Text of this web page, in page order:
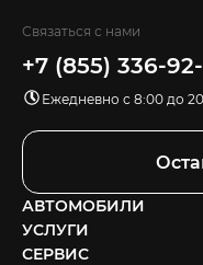
Связаться с нами
+7 (855) 336-
Ежедневно с 8:00 до
АВТОМОБИЛИ
УСЛУГИ
СЕРВИС